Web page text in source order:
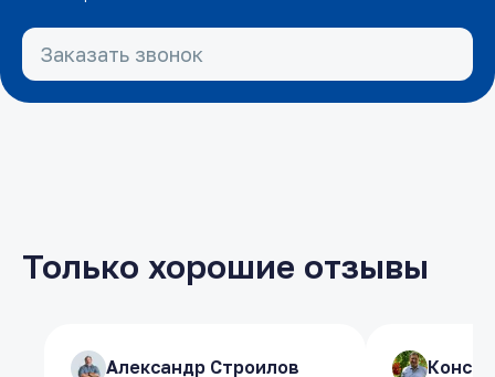
Заказать звонок
Только хорошие отзывы
​Александр Строилов
​Александр Строилов